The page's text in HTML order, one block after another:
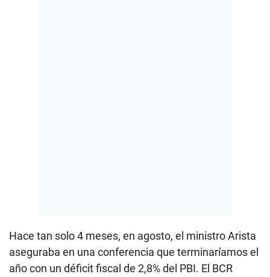
Hace tan solo 4 meses, en agosto, el ministro Arista
aseguraba en una conferencia que terminaríamos el
año con un déficit fiscal de 2,8% del PBI. El BCR